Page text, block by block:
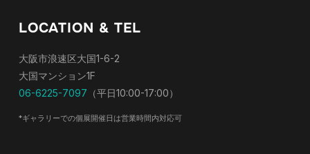
LOCATION & TEL
大阪市浪速区大国1-6-2
大国マンション1F
06-6225-7097 （平日10:00-17:00）
*ギャラリーでの個展開催日は営業時間内対応可